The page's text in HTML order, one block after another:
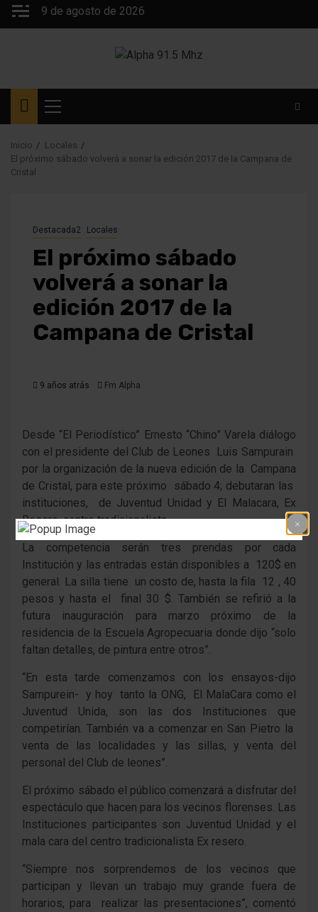
Saltar
9 de agosto de 2026
Menú
principal
Inicio
Locales
El próximo sábado volverá a sonar la edición 2017 de la Campana de
Cristal
Destacada2 Locales
El próximo sábado
volverá a sonar la
edición 2017 de la
Campana de Cristal
9 años atrás Fm Alpha
Desde “El Periodístico” Ernesto “Chino” Varela diálogo
con el presidente del Club de Leones Luis Sampurain
por la organización de la nueva edición de la Campana
de Cristal, para este próximo sábado 4; debutaran las
instituciones, de Juventud Unidad y El Malacara, Ex
Resero, centro tradicionalista.
La competencia serán tres prendas por cada
Institución y las entradas están disponibles a 120$ en
general. La silla tiene un costo de, hasta la fila 12 , 40
pesos y hasta el final 30 $. También se refirió a la
futura inauguración para marzo próximo de la
residencia de la Escuela Agropecuaria donde dijo “solo
faltan detalles, de pintura entre otros”.
“En esta tarde comenzamos con los ensayos-dijo
Sampurein- y hoy tanto la ONG, El MalaCara como el
Juventud Unida, son las dos Instituciones que
competirían. También va a comenzar en San Pietro la
venta de las localidades y las sillas, y venta del
personal del Club de leones”.
El próximo sábado el público comenzará a disfrutar del
espectáculo que hacen para los vecinos florenses. Las
Instituciones participantes son Juventud Unidad y el
mala cara del centro tradicionalista Ex resero.
“Siempre nos sorprendemos de los vecinos que
participan y llevan un trabajo muy grande fuera de
horarios, para realizar las presentaciones”, comentó